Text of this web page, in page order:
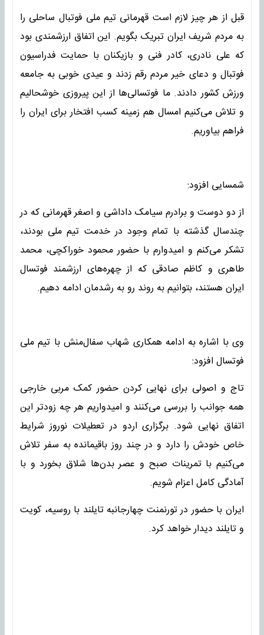
قبل از هر چیز لازم است قهرمانی تیم ملی فوتبال ساحلی را
به مردم شریف ایران تبریک بگویم. این اتفاق ارزشمندی بود
که علی نادری، کادر فنی و بازیکنان با حمایت فدراسیون
فوتبال و دعای خیر مردم رقم زدند و عیدی خوبی به جامعه
ورزش کشور دادند. ما فوتسالی‌ها از این پیروزی خوشحالیم
و تلاش می‌کنیم امسال هم زمینه کسب افتخار برای ایران را
فراهم بیاوریم.
شمسایی افزود:
از دو دوست و برادرم سیامک داداشی و اصغر قهرمانی که در
چندسال گذشته با تمام وجود در خدمت تیم ملی بودند،
تشکر می‌کنم و امیدوارم با حضور محمود خوراکچی، محمد
طاهری و کاظم صادقی که از چهره‌های ارزشمند فوتسال
ایران هستند، بتوانیم به روند رو به رشدمان ادامه دهیم.
وی با اشاره به ادامه همکاری شهاب سفال‌منش با تیم ملی
فوتسال افزود:
تاج و اصولی برای نهایی کردن حضور کمک مربی خارجی
همه جوانب را بررسی می‌کنند و امیدواریم هر چه زودتر این
اتفاق نهایی شود. برگزاری اردو در تعطیلات نوروز شرایط
خاص خودش را دارد و در چند روز باقیمانده به سفر تلاش
می‌کنیم با تمرینات صبح و عصر بدن‌ها شلاق بخورد و با
آمادگی کامل اعزام شویم.
ایران با حضور در تورنمنت چهارجانبه تایلند با روسیه، کویت
و تایلند دیدار خواهد کرد.